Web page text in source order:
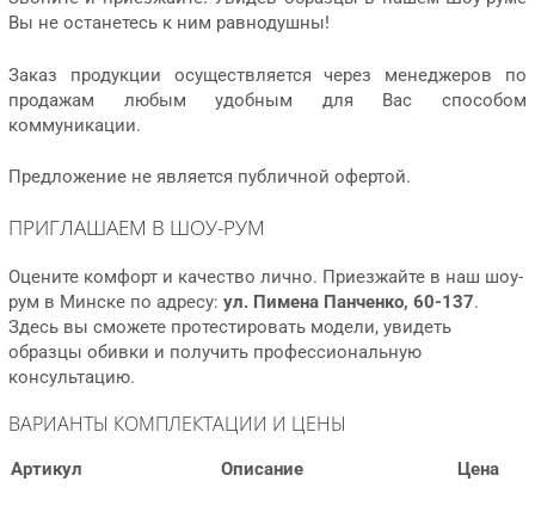
Вы не останетесь к ним равнодушны!
Заказ продукции осуществляется через менеджеров по
продажам любым удобным для Вас способом
коммуникации.
Предложение не является публичной офертой.
ПРИГЛАШАЕМ В ШОУ-РУМ
Оцените комфорт и качество лично. Приезжайте в наш шоу-
рум в Минске по адресу: ул. Пимена Панченко, 60-137.
Здесь вы сможете протестировать модели, увидеть
образцы обивки и получить профессиональную
консультацию.
ВАРИАНТЫ КОМПЛЕКТАЦИИ И ЦЕНЫ
Артикул Описание Цена